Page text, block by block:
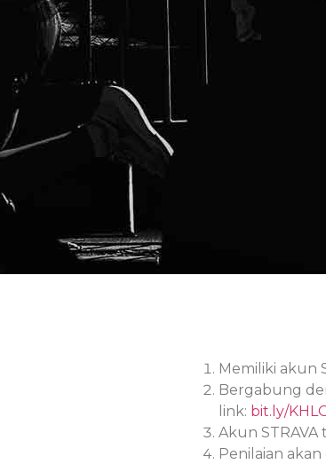
Memiliki akun
Bergabung
link: bit.ly/
Akun
Penilaian